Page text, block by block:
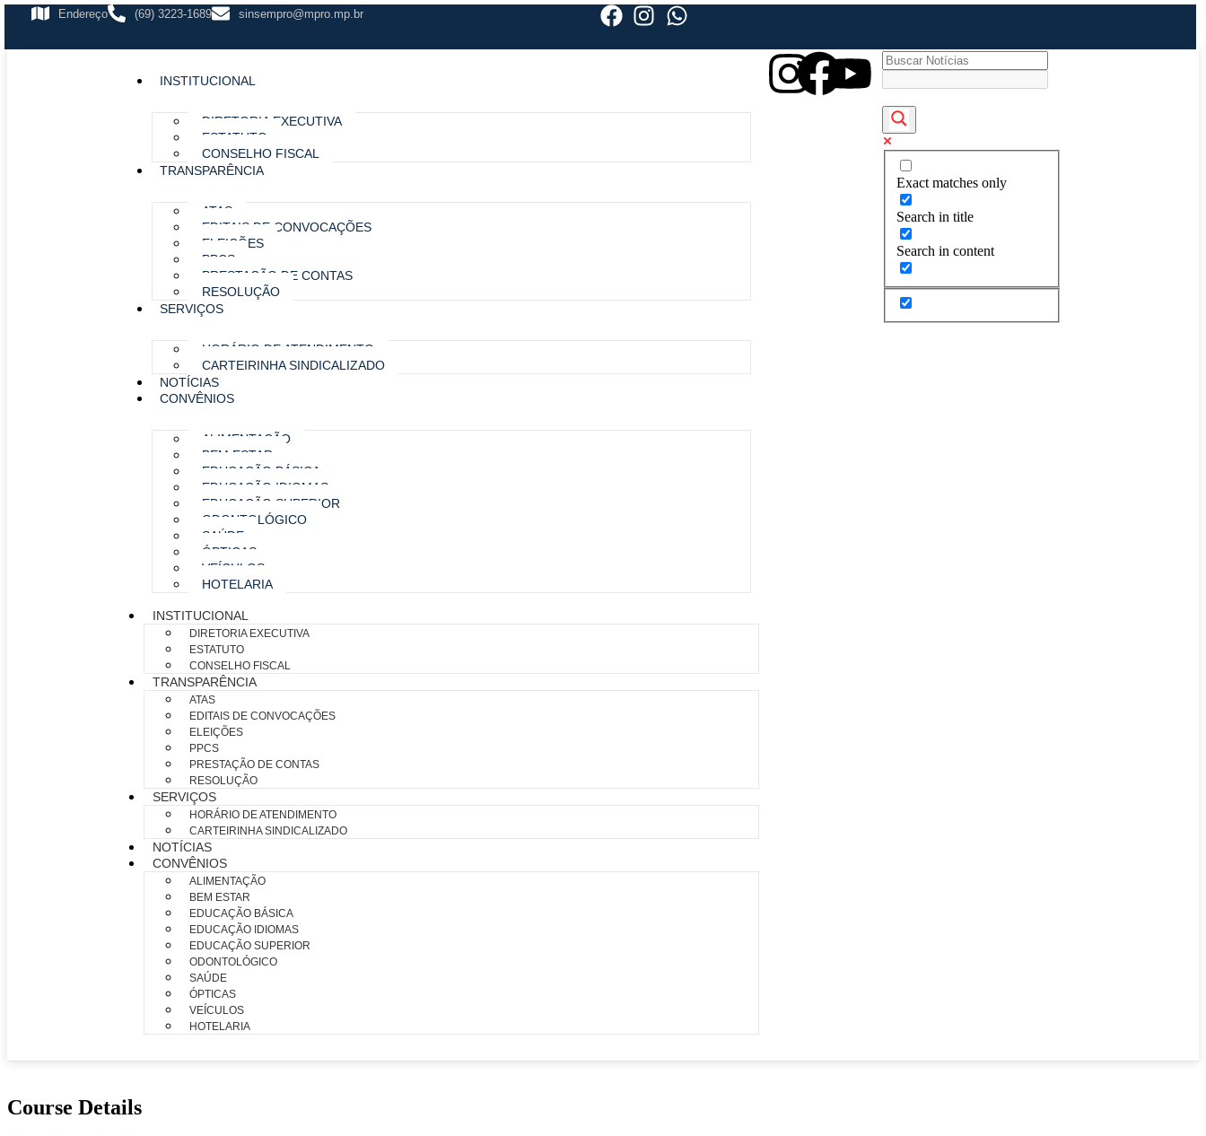
Endereço (69) 3223-1689 sinsempro@mpro.mp.br
INSTITUCIONAL
DIRETORIA EXECUTIVA
ESTATUTO
CONSELHO FISCAL
TRANSPARÊNCIA
ATAS
EDITAIS DE CONVOCAÇÕES
ELEIÇÕES
PPCS
PRESTAÇÃO DE CONTAS
RESOLUÇÃO
SERVIÇOS
HORÁRIO DE ATENDIMENTO
CARTEIRINHA SINDICALIZADO
NOTÍCIAS
CONVÊNIOS
ALIMENTAÇÃO
BEM ESTAR
EDUCAÇÃO BÁSICA
EDUCAÇÃO IDIOMAS
EDUCAÇÃO SUPERIOR
ODONTOLÓGICO
SAÚDE
ÓPTICAS
VEÍCULOS
HOTELARIA
INSTITUCIONAL
DIRETORIA EXECUTIVA
ESTATUTO
CONSELHO FISCAL
TRANSPARÊNCIA
ATAS
EDITAIS DE CONVOCAÇÕES
ELEIÇÕES
PPCS
PRESTAÇÃO DE CONTAS
RESOLUÇÃO
SERVIÇOS
HORÁRIO DE ATENDIMENTO
CARTEIRINHA SINDICALIZADO
NOTÍCIAS
CONVÊNIOS
ALIMENTAÇÃO
BEM ESTAR
EDUCAÇÃO BÁSICA
EDUCAÇÃO IDIOMAS
EDUCAÇÃO SUPERIOR
ODONTOLÓGICO
SAÚDE
ÓPTICAS
VEÍCULOS
HOTELARIA
Exact matches only
Search in title
Search in content
Course Details